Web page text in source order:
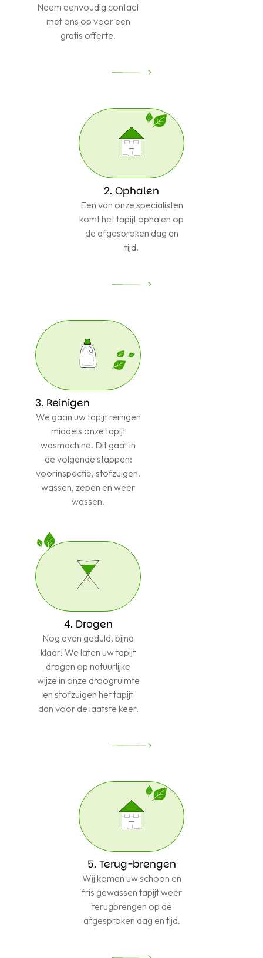
Neem eenvoudig contact
met ons op voor een
gratis offerte.
2. Ophalen
Een van onze specialisten
komt het tapijt ophalen op
de afgesproken dag en
tijd.
3. Reinigen
We gaan uw tapijt reinigen
middels onze tapijt
wasmachine. Dit gaat in
de volgende stappen:
voorinspectie, stofzuigen,
wassen, zepen en weer
wassen.
4. Drogen
Nog even geduld, bijna
klaar! We laten uw tapijt
drogen op natuurlijke
wijze in onze droogruimte
en stofzuigen het tapijt
dan voor de laatste keer.
5. Terug-brengen
Wij komen uw schoon en
fris gewassen tapijt weer
terugbrengen op de
afgesproken dag en tijd.